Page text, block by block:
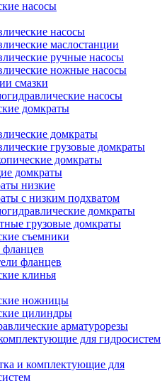
насосы
насосы
маслостанции
ручные насосы
ножные насосы
смазки
насосы
домкраты
домкраты
грузовые домкраты
домкраты
домкраты
низкие
с низким подхватом
домкраты
грузовые домкраты
съемники
фланцев
клинья
ножницы
цилиндры
арматурорезы
для гидросистем
и комплектующие для